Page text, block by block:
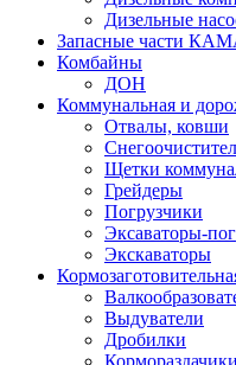
Дизельные
Запасные части
Комбайны
ДОН
Коммунальная и
Отвалы, ковши
Щетки
Грейдеры
Погрузчики
Эксаваторы-
Экскаваторы
Выдуватели
Дробилки
Кормораздачики